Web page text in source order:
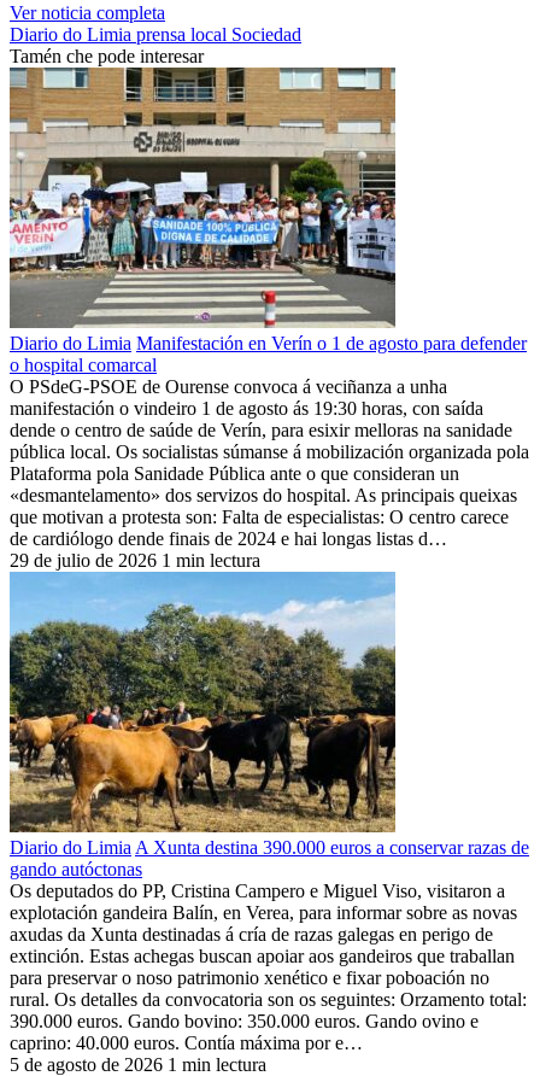
Ver noticia completa
Diario do Limia prensa local Sociedad
Tamén che pode interesar
Diario do Limia Manifestación en Verín o 1 de agosto para defender
o hospital comarcal
O PSdeG-PSOE de Ourense convoca á veciñanza a unha
manifestación o vindeiro 1 de agosto ás 19:30 horas, con saída
dende o centro de saúde de Verín, para esixir melloras na sanidade
pública local. Os socialistas súmanse á mobilización organizada pola
Plataforma pola Sanidade Pública ante o que consideran un
«desmantelamento» dos servizos do hospital. As principais queixas
que motivan a protesta son: Falta de especialistas: O centro carece
de cardiólogo dende finais de 2024 e hai longas listas d…
29 de julio de 2026 1 min lectura
Diario do Limia A Xunta destina 390.000 euros a conservar razas de
gando autóctonas
Os deputados do PP, Cristina Campero e Miguel Viso, visitaron a
explotación gandeira Balín, en Verea, para informar sobre as novas
axudas da Xunta destinadas á cría de razas galegas en perigo de
extinción. Estas achegas buscan apoiar aos gandeiros que traballan
para preservar o noso patrimonio xenético e fixar poboación no
rural. Os detalles da convocatoria son os seguintes: Orzamento total:
390.000 euros. Gando bovino: 350.000 euros. Gando ovino e
caprino: 40.000 euros. Contía máxima por e…
5 de agosto de 2026 1 min lectura